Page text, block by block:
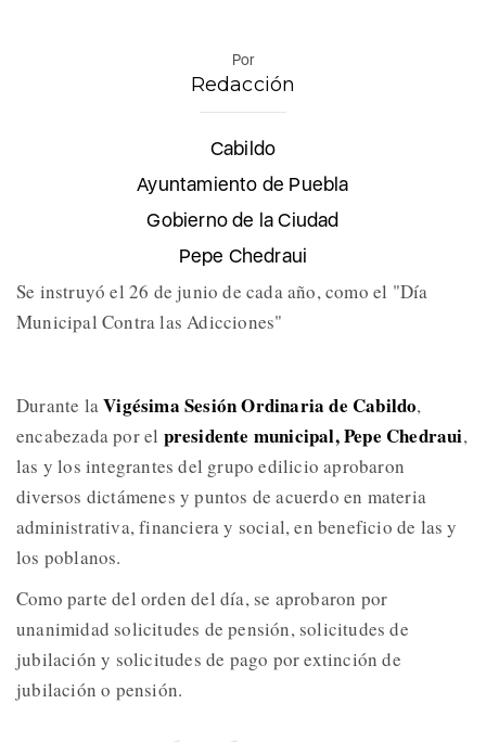
Por
Redacción
Cabildo
Ayuntamiento de Puebla
Gobierno de la Ciudad
Pepe Chedraui
Se instruyó el 26 de junio de cada año, como el "Día
Municipal Contra las Adicciones"
Durante laVigésima Sesión Ordinaria de Cabildo,
encabezada por el presidente municipal, Pepe Chedraui,
las y los integrantes del grupo edilicio aprobaron
diversos dictámenes y puntos de acuerdo en materia
administrativa, financiera y social, en beneficio de las y
los poblanos.
Como parte del orden del día, se aprobaron por
unanimidad solicitudes de pensión, solicitudes de
jubilación y solicitudes de pago por extinción de
jubilación o pensión.